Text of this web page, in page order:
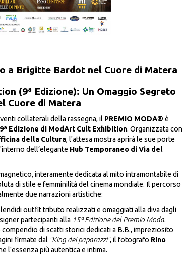
a Brigitte Bardot nel Cuore di Matera
(9ª Edizione): Un Omaggio Segreto
Cuore di Matera
collaterali della rassegna, il PREMIO MODA® è
9ª Edizione di ModArt Cult Exhibition. Organizzata con
della Cultura, l'attesa mostra aprirà le sue porte
dell’elegante Hub Temporaneo di Via del
interamente dedicata al mito intramontabile di
di stile e femminilità del cinema mondiale. Il percorso
due narrazioni artistiche:
outfit tributo realizzati e omaggiati alla diva dagli
partecipanti alla 15ª Edizione del Premio Moda.
di scatti storici dedicati a B.B., impreziosito
firmate dal "King dei paparazzi", il fotografo Rino
l'essenza più autentica e intima.